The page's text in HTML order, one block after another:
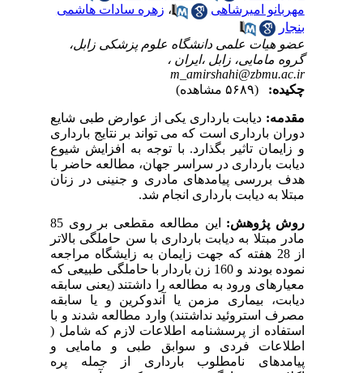
مهربانو امیرشاهی
،زهره سادات هاشمی
بنجار
عضو هیات علمی دانشگاه علوم پزشکی زابل،
گروه مامایی، زابل ،ایران ،
m_amirshahi@zbmu.ac.ir
چکیده:
مقدمه:دیابت بارداری یکی از عوارض طبی شایع
دوران بارداری است که می تواند بر نتایج بارداری
و زایمان تاثیر بگذارد. با توجه به افزایش شیوع
دیابت بارداری در سراسر جهان، مطالعه حاضر با
هدف بررسی پیامدهای مادری و جنینی در زنان
مبتلا به دیابت بارداری انجام شد.
روش پژوهش:
این مطالعه مقطعی بر روی 85
مادر مبتلا به دیابت بارداری با سن حاملگی بالاتر
از 28 هفته که جهت زایمان به زایشگاه مراجعه
نموده بودند و 160 زن باردار با حاملگی طبیعی که
معیارهای ورود به مطالعه را داشتند (یعنی سابقه
دیابت، بیماری مزمن یا آندوکرین و یا سابقه
مصرف استروئید نداشتند) وارد مطالعه شدند و با
استفاده از پرسشنامه اطلاعات لازم که شامل (
اطلاعات فردی و سوابق طبی و مامایی و
پیامدهای نامطلوب بارداری از جمله پره